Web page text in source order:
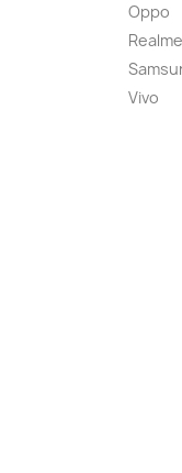
Oppo
Realme
Vivo